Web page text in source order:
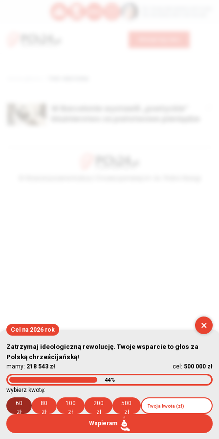
×
Cel na 2026 rok
Zatrzymaj ideologiczną rewolucję. Twoje wsparcie to głos za
Polską chrześcijańską!
mamy: 218 543 zł cel: 500 000 zł
44%
wybierz kwotę:
60
zł
80
zł
100
zł
200
zł
500
zł
Wspieram